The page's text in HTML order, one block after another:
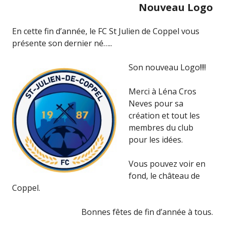
Nouveau Logo
En cette fin d’année, le FC St Julien de Coppel vous
présente son dernier né…..
Son nouveau Logo!!!!
Merci à Léna Cros
Neves pour sa
création et tout les
membres du club
pour les idées.
Vous pouvez voir en
fond, le château de
Coppel.
Bonnes fêtes de fin d’année à tous.